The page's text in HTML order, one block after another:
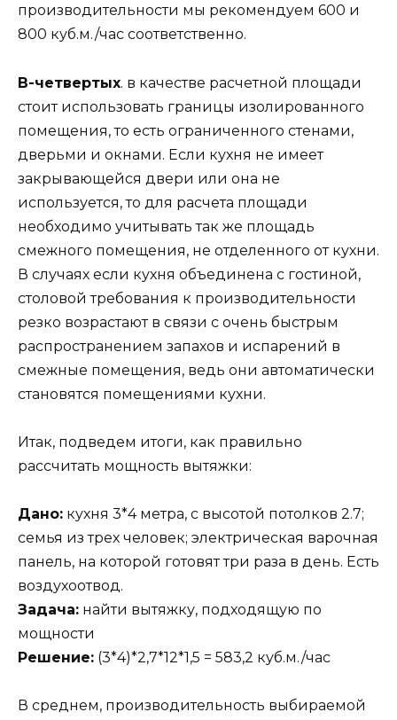
производительности мы рекомендуем 600 и
800 куб.м./час соответственно.
В-четвертых. в качестве расчетной площади
стоит использовать границы изолированного
помещения, то есть ограниченного стенами,
дверьми и окнами. Если кухня не имеет
закрывающейся двери или она не
используется, то для расчета площади
необходимо учитывать так же площадь
смежного помещения, не отделенного от кухни.
В случаях если кухня объединена с гостиной,
столовой требования к производительности
резко возрастают в связи с очень быстрым
распространением запахов и испарений в
смежные помещения, ведь они автоматически
становятся помещениями кухни.
Итак, подведем итоги, как правильно
рассчитать мощность вытяжки:
Дано: кухня 3*4 метра, с высотой потолков 2.7;
семья из трех человек; электрическая варочная
панель, на которой готовят три раза в день. Есть
воздухоотвод.
Задача: найти вытяжку, подходящую по
мощности
Решение: (3*4)*2,7*12*1,5 = 583,2 куб.м./час
В среднем, производительность выбираемой